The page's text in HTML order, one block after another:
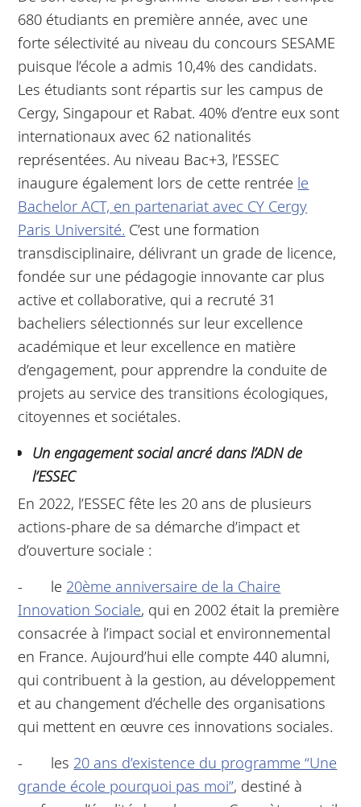
680 étudiants en première année, avec une
forte sélectivité au niveau du concours SESAME
puisque l’école a admis 10,4% des candidats.
Les étudiants sont répartis sur les campus de
Cergy, Singapour et Rabat. 40% d’entre eux sont
internationaux avec 62 nationalités
représentées. Au niveau Bac+3, l’ESSEC
inaugure également lors de cette rentrée le
Bachelor ACT, en partenariat avec CY Cergy
Paris Université. C’est une formation
transdisciplinaire, délivrant un grade de licence,
fondée sur une pédagogie innovante car plus
active et collaborative, qui a recruté 31
bacheliers sélectionnés sur leur excellence
académique et leur excellence en matière
d’engagement, pour apprendre la conduite de
projets au service des transitions écologiques,
citoyennes et sociétales.
Un engagement social ancré dans l’ADN de
l’ESSEC
En 2022, l’ESSEC fête les 20 ans de plusieurs
actions-phare de sa démarche d’impact et
d’ouverture sociale :
- le 20ème anniversaire de la Chaire
Innovation Sociale, qui en 2002 était la première
consacrée à l’impact social et environnemental
en France. Aujourd’hui elle compte 440 alumni,
qui contribuent à la gestion, au développement
et au changement d’échelle des organisations
qui mettent en œuvre ces innovations sociales.
- les 20 ans d’existence du programme “Une
grande école pourquoi pas moi”, destiné à